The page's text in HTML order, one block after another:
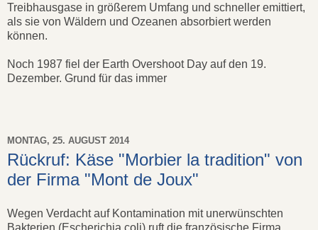
Treibhausgase in größerem Umfang und schneller emittiert,
als sie von Wäldern und Ozeanen absorbiert werden
können.
Noch 1987 fiel der Earth Overshoot Day auf den 19.
Dezember. Grund für das immer
MONTAG, 25. AUGUST 2014
Rückruf: Käse "Morbier la tradition" von
der Firma "Mont de Joux"
Wegen Verdacht auf Kontamination mit unerwünschten